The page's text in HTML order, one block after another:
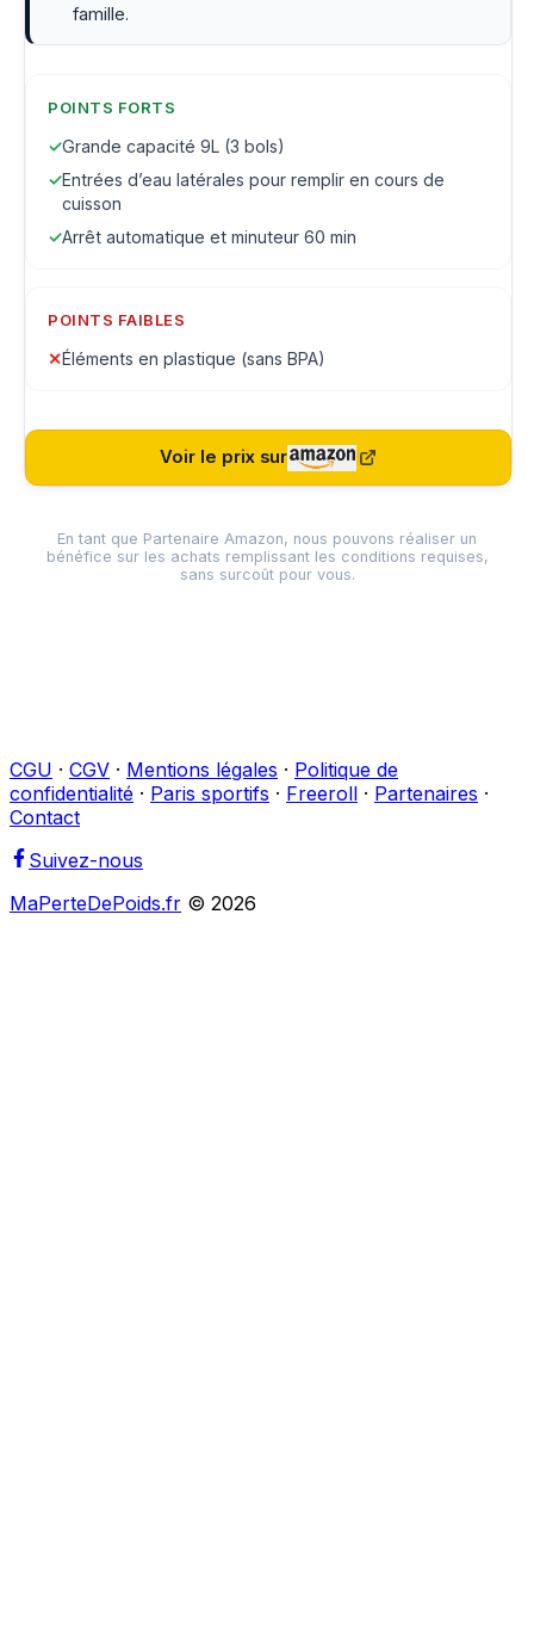
famille.
POINTS FORTS
✓Grande capacité 9L (3 bols)
✓Entrées d’eau latérales pour remplir en cours de
cuisson
✓Arrêt automatique et minuteur 60 min
POINTS FAIBLES
✕Éléments en plastique (sans BPA)
Voir le prix sur
En tant que Partenaire Amazon, nous pouvons réaliser un
bénéfice sur les achats remplissant les conditions requises,
sans surcoût pour vous.
CGU · CGV · Mentions légales · Politique de
confidentialité · Paris sportifs · Freeroll · Partenaires ·
Contact
Suivez-nous
MaPerteDePoids.fr © 2026